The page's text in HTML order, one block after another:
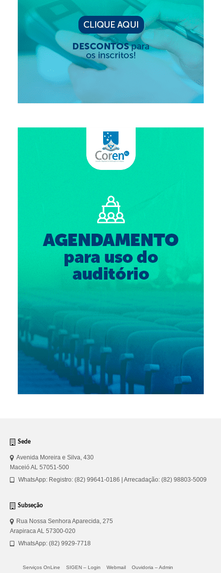
Sede
Avenida Moreira e Silva, 430
Maceió AL 57051-500
WhatsApp: Registro: (82) 99641-0186 | Arrecadação: (82) 98803-5009
Subseção
Rua Nossa Senhora Aparecida, 275
Arapiraca AL 57300-020
WhatsApp: (82) 9929-7718
Serviços OnLine SIGEN – Login Webmail Ouvidoria – Admin